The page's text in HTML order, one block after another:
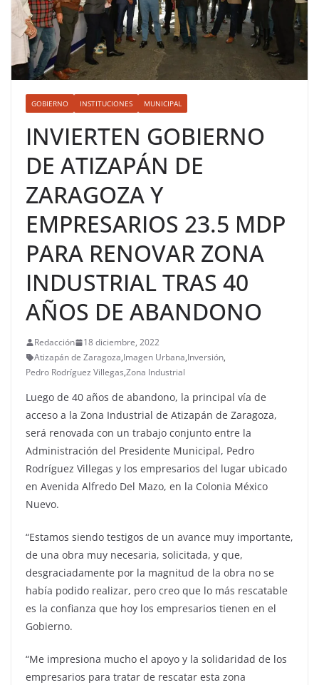
GOBIERNO INSTITUCIONES MUNICIPAL
INVIERTEN GOBIERNO
DE ATIZAPÁN DE
ZARAGOZA Y
EMPRESARIOS 23.5 MDP
PARA RENOVAR ZONA
INDUSTRIAL TRAS 40
AÑOS DE ABANDONO
Redacción
18 diciembre, 2022
Atizapán de Zaragoza,Imagen Urbana,Inversión,
Pedro Rodríguez Villegas,Zona Industrial
Luego de 40 años de abandono, la principal vía de
acceso a la Zona Industrial de Atizapán de Zaragoza,
será renovada con un trabajo conjunto entre la
Administración del Presidente Municipal, Pedro
Rodríguez Villegas y los empresarios del lugar ubicado
en Avenida Alfredo Del Mazo, en la Colonia México
Nuevo.
“Estamos siendo testigos de un avance muy importante,
de una obra muy necesaria, solicitada, y que,
desgraciadamente por la magnitud de la obra no se
había podido realizar, pero creo que lo más rescatable
es la confianza que hoy los empresarios tienen en el
Gobierno.
“Me impresiona mucho el apoyo y la solidaridad de los
empresarios para tratar de rescatar esta zona